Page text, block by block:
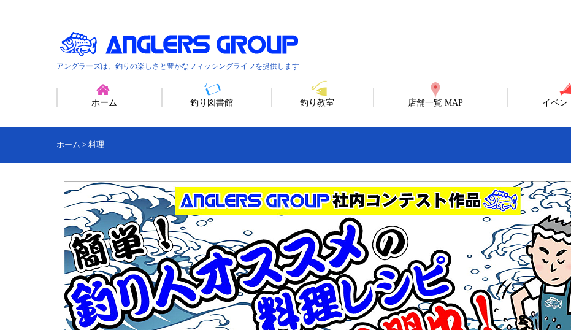
アングラーズは、釣りの楽しさと豊かなフィッシングライフを提供します
ホーム 釣り図書館 釣り教室 店舗一覧 MAP イベン
ホーム > 料理